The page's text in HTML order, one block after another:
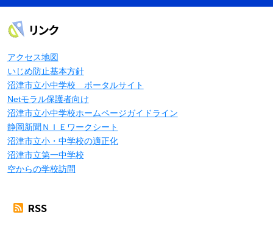
リンク
アクセス地図
いじめ防止基本方針
沼津市立小中学校 ポータルサイト
Netモラル保護者向け
沼津市立小中学校ホームページガイドライン
静岡新聞ＮＩＥワークシート
沼津市立小・中学校の適正化
沼津市立第一中学校
空からの学校訪問
RSS